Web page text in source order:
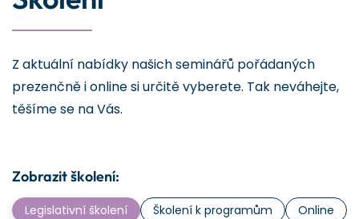
Z aktuální nabídky našich seminářů pořádaných
prezenčně i online si určitě vyberete. Tak neváhejte,
těšíme se na Vás.
Zobrazit školení:
Legislativní školení Školení k programům
Online